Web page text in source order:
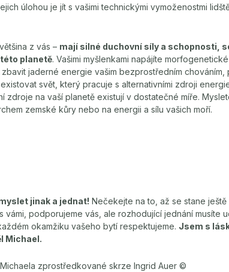
úlohou je jít s vašimi technickými vymoženostmi
z vás – mají silné duchovní síly a schopnosti,
planetě. Vašimi myšlenkami napájíte
jaderné energie vašim bezprostředním chováním,
svět, který pracuje s alternativními zdroji
zdroje na vaší planetě existují v dostatečné míře.
zemské kůry nebo na energii a sílu vašich moří.
jinak a jednat! Nečekejte na to, až se stane
vámi, podporujeme vás, ale rozhodující jednání musíte
okamžiku vašeho bytí respektujeme. Jsem s
Michael.
zprostředkované skrze Ingrid Auer ©